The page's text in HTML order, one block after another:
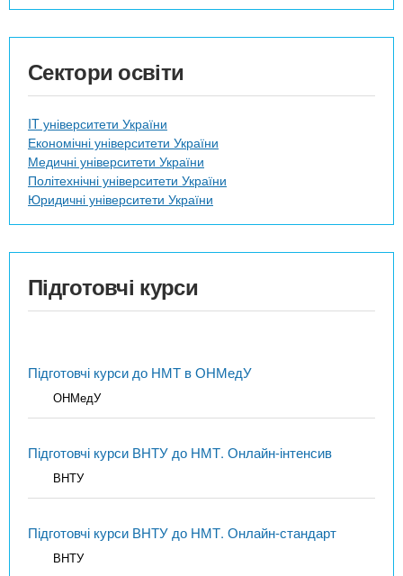
Сектори освіти
IT університети України
Економічні університети України
Медичні університети України
Політехнічні університети України
Юридичні університети України
Підготовчі курси
Підготовчі курси до НМТ в ОНМедУ
ОНМедУ
Підготовчі курси ВНТУ до НМТ. Онлайн-інтенсив
ВНТУ
Підготовчі курси ВНТУ до НМТ. Онлайн-стандарт
ВНТУ